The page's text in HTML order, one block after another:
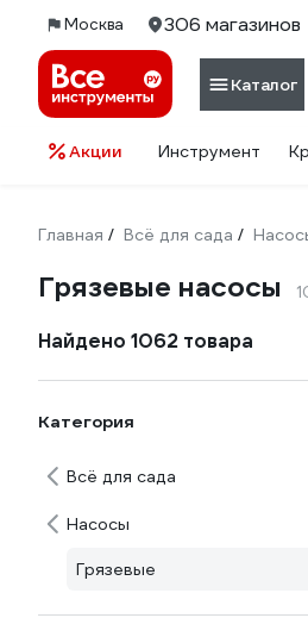
Москва 306 магазинов
Каталог
Акции Инструмент
Главная / Всё для сада /
Грязевые насосы
Найдено 1062 товара
Категория
Всё для сада
Насосы
Грязевые